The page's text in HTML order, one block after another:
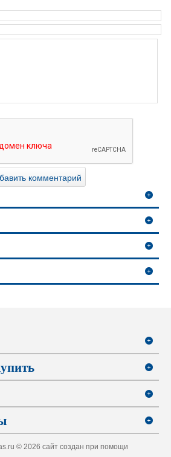
© 2026 сайт создан при помощи